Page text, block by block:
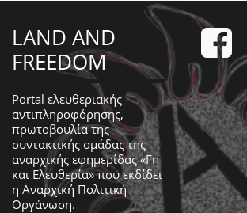
LAND AND
FREEDOM
Portal ελευθεριακής
αντιπληροφόρησης,
πρωτοβουλία της
συντακτικής ομάδας της
αναρχικής εφημερίδας «Γη
και Ελευθερία» που εκδίδει
η Αναρχική Πολιτική
Οργάνωση.